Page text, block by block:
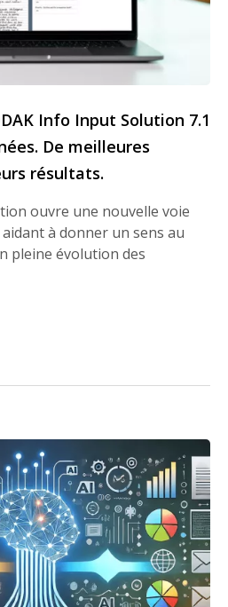
Info Input Solution 7.1
De meilleures
résultats.
ouvre une nouvelle voie
à donner un sens au
pleine évolution des